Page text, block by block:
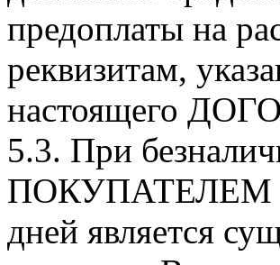
предоплаты на
реквизитам,
настоящего
5.3. При
ПОКУПАТЕЛЕМ
дней является